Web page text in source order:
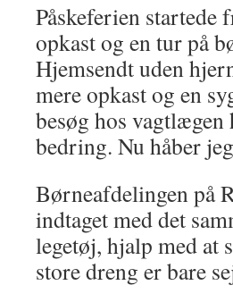
Påskeferien startede
opkast og en tur på
Hjemsendt uden
mere opkast og en
besøg hos
bedring. Nu håber
Børneafdelingen på
indtaget med det
legetøj, hjalp med at
store dreng er bare